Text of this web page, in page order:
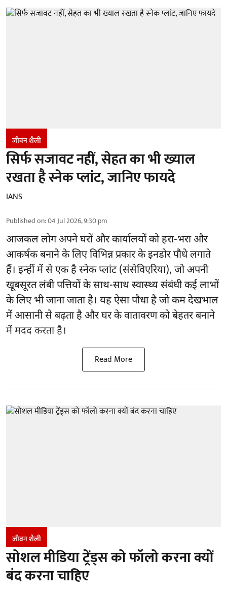
जीवन शैली
सिर्फ सजावट नहीं, सेहत का भी ख्याल
रखता है स्नेक प्लांट, जानिए फायदे
IANS
Published on:04 Jul 2026, 9:30 pm
आजकल लोग अपने घरों और कार्यालयों को हरा-भरा और
आकर्षक बनाने के लिए विभिन्न प्रकार के इनडोर पौधे लगाते
हैं। इन्हीं में से एक है स्नेक प्लांट (संसेविएरिया), जो अपनी
खूबसूरत लंबी पत्तियों के साथ-साथ स्वास्थ्य संबंधी कई लाभों
के लिए भी जाना जाता है। यह ऐसा पौधा है जो कम देखभाल
में आसानी से बढ़ता है और घर के वातावरण को बेहतर बनाने
में मदद करता है।
Read More
जीवन शैली
सोशल मीडिया ट्रेंड्स को फॉलो करना क्यों
बंद करना चाहिए